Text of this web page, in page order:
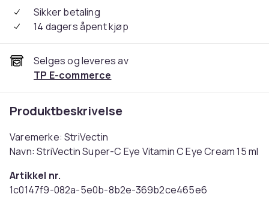
Sikker betaling
14 dagers åpent kjøp
Selges og leveres av
TP E-commerce
Produktbeskrivelse
Varemerke: StriVectin
Navn: StriVectin Super-C Eye Vitamin C Eye Cream 15 ml
Artikkel nr.
1c0147f9-082a-5e0b-8b2e-369b2ce465e6